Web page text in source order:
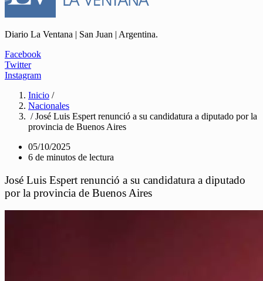
Diario La Ventana | San Juan | Argentina.
Facebook
Twitter
Instagram
Inicio /
Nacionales
/ José Luis Espert renunció a su candidatura a diputado por la
provincia de Buenos Aires
05/10/2025
6 de minutos de lectura
José Luis Espert renunció a su candidatura a diputado
por la provincia de Buenos Aires